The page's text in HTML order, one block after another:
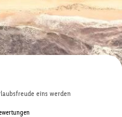
Auf der Karte anzeigen
eins werden